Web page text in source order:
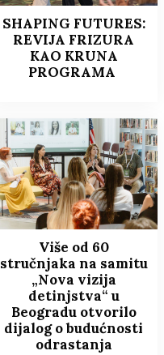
SHAPING FUTURES:
REVIJA FRIZURA
KAO KRUNA
PROGRAMA
Više od 60
stručnjaka na samitu
„Nova vizija
detinjstva“ u
Beogradu otvorilo
dijalog o budućnosti
odrastanja